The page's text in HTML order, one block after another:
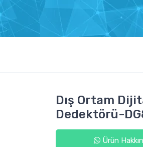
Dış Ortam
Dedektörü-
Ürün